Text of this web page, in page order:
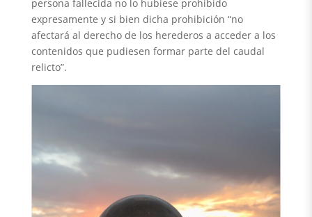
persona fallecida no lo hubiese prohibido
expresamente y si bien dicha prohibición “no
afectará al derecho de los herederos a acceder a los
contenidos que pudiesen formar parte del caudal
relicto”.